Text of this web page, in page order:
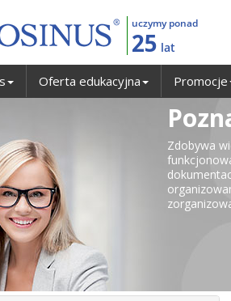
uczymy ponad
25 lat
Oferta edukacyjna Promocje
Zdobywa